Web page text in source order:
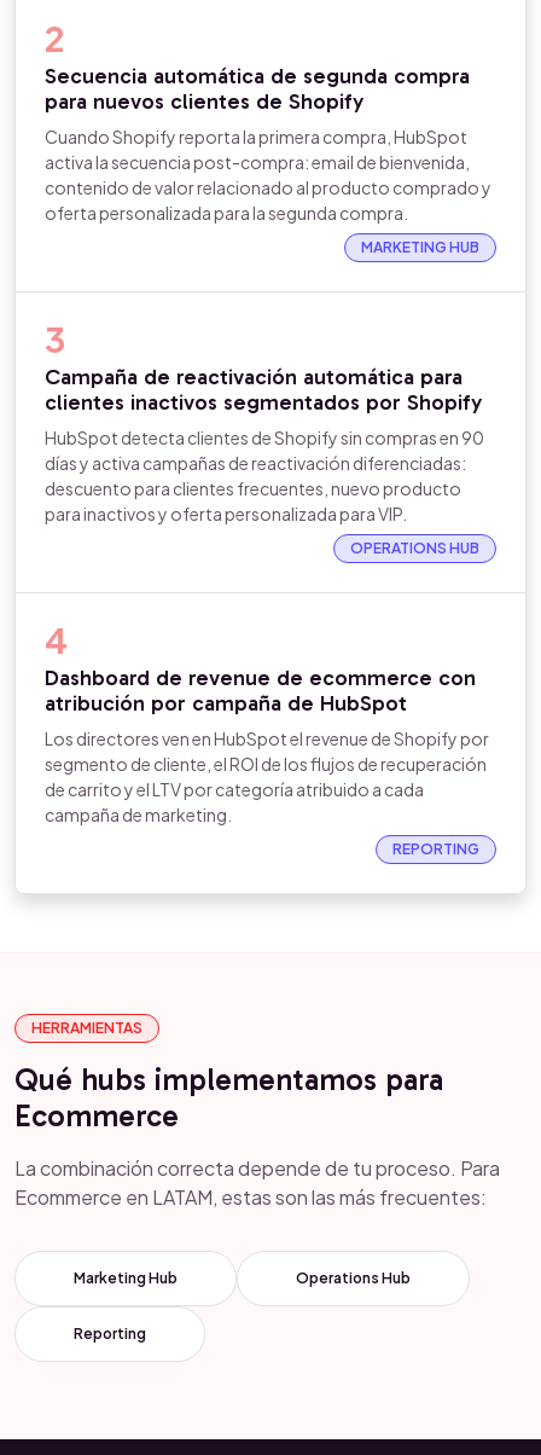
2
Secuencia automática de segunda compra
para nuevos clientes de Shopify
Cuando Shopify reporta la primera compra, HubSpot
activa la secuencia post-compra: email de bienvenida,
contenido de valor relacionado al producto comprado y
oferta personalizada para la segunda compra.
MARKETING HUB
3
Campaña de reactivación automática para
clientes inactivos segmentados por Shopify
HubSpot detecta clientes de Shopify sin compras en 90
días y activa campañas de reactivación diferenciadas:
descuento para clientes frecuentes, nuevo producto
para inactivos y oferta personalizada para VIP.
OPERATIONS HUB
4
Dashboard de revenue de ecommerce con
atribución por campaña de HubSpot
Los directores ven en HubSpot el revenue de Shopify por
segmento de cliente, el ROI de los flujos de recuperación
de carrito y el LTV por categoría atribuido a cada
campaña de marketing.
REPORTING
HERRAMIENTAS
Qué hubs implementamos para
Ecommerce
La combinación correcta depende de tu proceso. Para
Ecommerce en LATAM, estas son las más frecuentes:
Marketing Hub Operations Hub
Reporting